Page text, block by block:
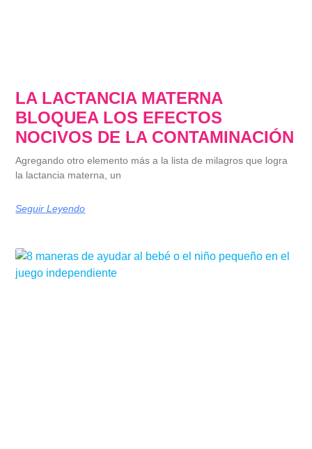
LA LACTANCIA MATERNA
BLOQUEA LOS EFECTOS
NOCIVOS DE LA CONTAMINACIÓN
Agregando otro elemento más a la lista de milagros que logra
la lactancia materna, un
Seguir Leyendo